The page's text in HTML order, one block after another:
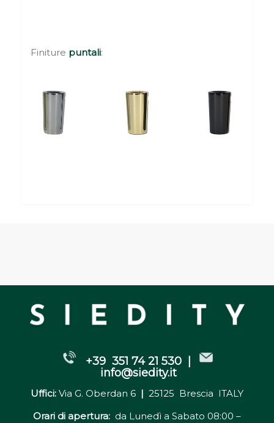
Finiture puntali:
+39 351 74 21 530 |
info@siedity.it
Uffici: Via G. Oberdan 6 | 25125 Brescia ITALY
Orari di apertura: da Lunedì a Sabato 08:00 –